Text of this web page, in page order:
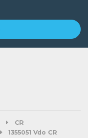
CR
1355051 Vdo CR